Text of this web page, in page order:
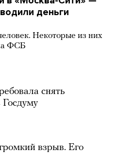
деньги
Некоторые из них
ФСБ
снять
Госдуму
взрыв. Его